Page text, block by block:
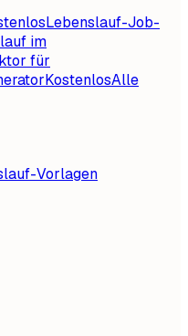
Lebenslauf-Job-
im
für
KostenlosAlle
Vorlagen